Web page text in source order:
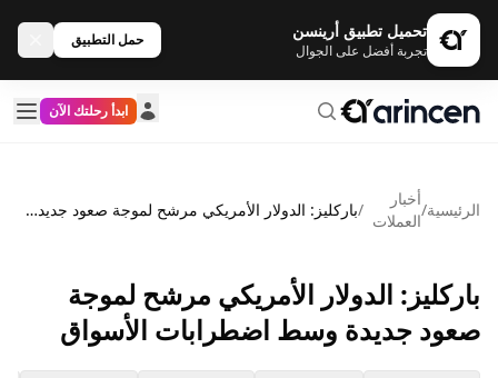
تحميل تطبيق أرينسن
تجربة أفضل على الجوال
حمل التطبيق
ابدأ رحلتك الآن
الرئيسية/
أخبار
العملات
/ باركليز: الدولار الأمريكي مرشح لموجة صعود جديدة وسط اضطرابات الأسواق
باركليز: الدولار الأمريكي مرشح لموجة
صعود جديدة وسط اضطرابات الأسواق